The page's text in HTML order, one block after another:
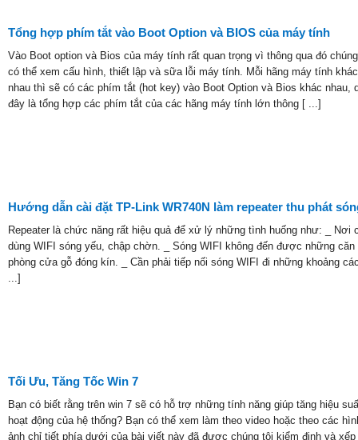
Tổng hợp phím tắt vào Boot Option và BIOS của máy tính
Vào Boot option và Bios của máy tính rất quan trọng vì thông qua đó
có thể xem cấu hình, thiết lập và sữa lỗi máy tính. Mỗi hãng máy tính khác
nhau thì sẽ có các phím tắt (hot key) vào Boot Option và Bios khác nhau,
đây là tổng hợp các phím tắt của các hãng máy tính lớn thông [ ...]
Hướng dẫn cài đặt TP-Link WR740N làm repeater thu phát
Repeater là chức năng rất hiệu quả để xử lý những tình huống như: _ Nơi
dùng WIFI sóng yếu, chập chờn. _ Sóng WIFI không đến được những căn
phòng cửa gỗ đóng kín. _ Cần phải tiếp nối sóng WIFI đi những khoảng
...]
Tối Ưu, Tăng Tốc Win 7
Bạn có biết rằng trên win 7 sẽ có hỗ trợ những tính năng giúp tăng hiệu
hoạt động của hệ thống? Bạn có thể xem làm theo video hoặc theo các
ảnh chỉ tiết phía dưới của bài viết này đã được chúng tôi kiểm định và xếp